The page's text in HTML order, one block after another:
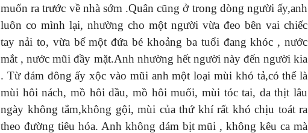
muốn ra trước về nhà sớm .Quân cũng ở trong dòng người ấy,anh
luôn co mình lại, nhường cho một người vừa đeo bên vai chiếc
tay nải to, vừa bế một đứa bé khoảng ba tuổi đang khóc , nước
mắt , nước mũi đầy mặt.Anh nhường hết người này đến người kia
. Từ đám đông ấy xộc vào mũi anh một loại mùi khó tả,có thể là
mùi hôi nách, mồ hôi dầu, mồ hôi muối, mùi tóc tai, da thịt lâu
ngày không tắm,không gội, mùi của thứ khí rất khó chịu toát ra
theo đường tiêu hóa. Anh không dám bịt mũi , không kêu ca mà